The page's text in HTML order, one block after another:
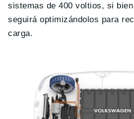
sistemas de 400 voltios, si
seguirá optimizándolos para
carga.